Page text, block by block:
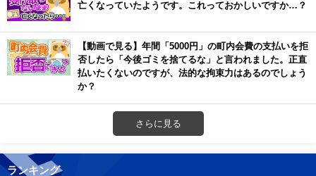
亡くなっていたようです。これっておかしいですか…？
【動画で見る】年間「5000円」の町内会費の支払いを拒
否したら「今後ゴミを捨てるな」と言われました。正直
払いたくないのですが、法的な拘束力はあるのでしょう
か？
さらに見る
ランキング